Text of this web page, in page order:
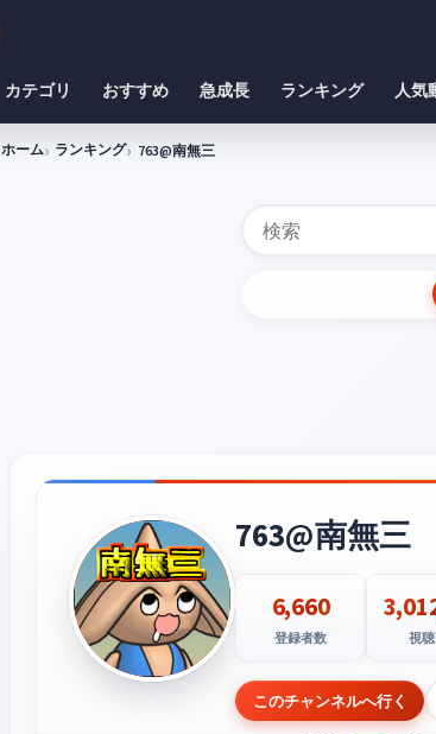
カテゴリ おすすめ 急成長 ランキング 人気
ホーム ランキング 763@南無三
763@南無三
6,660
登録者数 視
このチャンネルへ行く